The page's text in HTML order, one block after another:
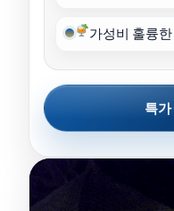
가성비 훌륭
특